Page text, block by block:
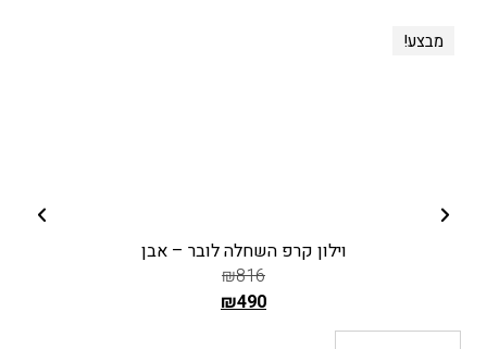
מבצע!
וילון קרפ השחלה לובר – אבן
₪816
₪490